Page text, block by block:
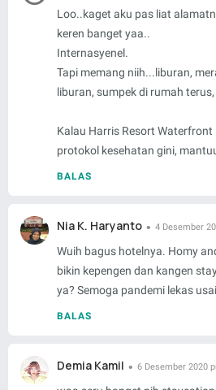
Loo..kaget aku pas liat
keren banget yaa..
Internasyenel.
Tapi memang niih...liburan,
liburan, sumpek di rumah
Kalau Harris Resort
protokol kesehatan gini,
BALAS
Nia K. Haryanto 4 Desember
Wuih bagus hotelnya. Homy
bikin kepengen dan kangen
ya? Semoga pandemi lekas
BALAS
Demia Kamil 6 Desember 2020